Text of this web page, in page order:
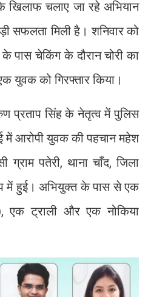
खिलाफ चलाए जा रहे अभियान
सफलता मिली है। शनिवार को
पास चेकिंग के दौरान चोरी का
युवक को गिरफ्तार किया।
प्रताप सिंह के नेतृत्व में पुलिस
में आरोपी युवक की पहचान महेश
ग्राम पतेरी, थाना चाँद, जिला
में हुई। अभियुक्त के पास से एक
एक ट्राली और एक नोकिया